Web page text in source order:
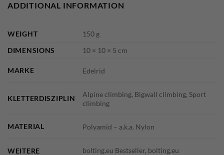
ADDITIONAL INFORMATION
WEIGHT
150 g
DIMENSIONS
10 × 10 × 5 cm
MARKE Edelrid
KLETTERDISZIPLIN
Alpine climbing, Bigwall climbing, Sport
climbing
MATERIAL Polyamid – a.k.a. Nylon
WEITERE
bolting.eu Bestseller, bolting.eu